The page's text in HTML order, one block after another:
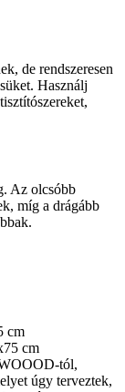
de rendszeresen
Használj
Az olcsóbb
míg a drágább
cm
tól,
úgy terveztek,